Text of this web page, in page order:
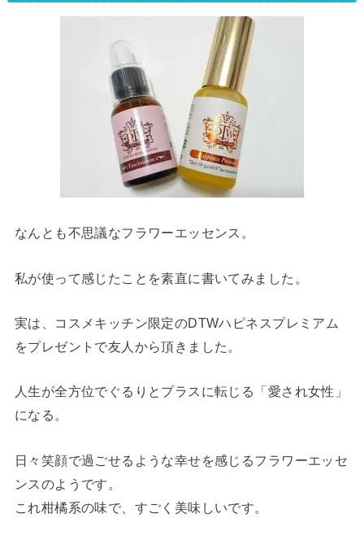
なんとも不思議なフラワーエッセンス。
私が使って感じたことを素直に書いてみました。
実は、コスメキッチン限定のDTWハピネスプレミアム
をプレゼントで友人から頂きました。
人生が全方位でぐるりとプラスに転じる「愛され女性」
になる。
日々笑顔で過ごせるような幸せを感じるフラワーエッセ
ンスのようです。
これ柑橘系の味で、すごく美味しいです。